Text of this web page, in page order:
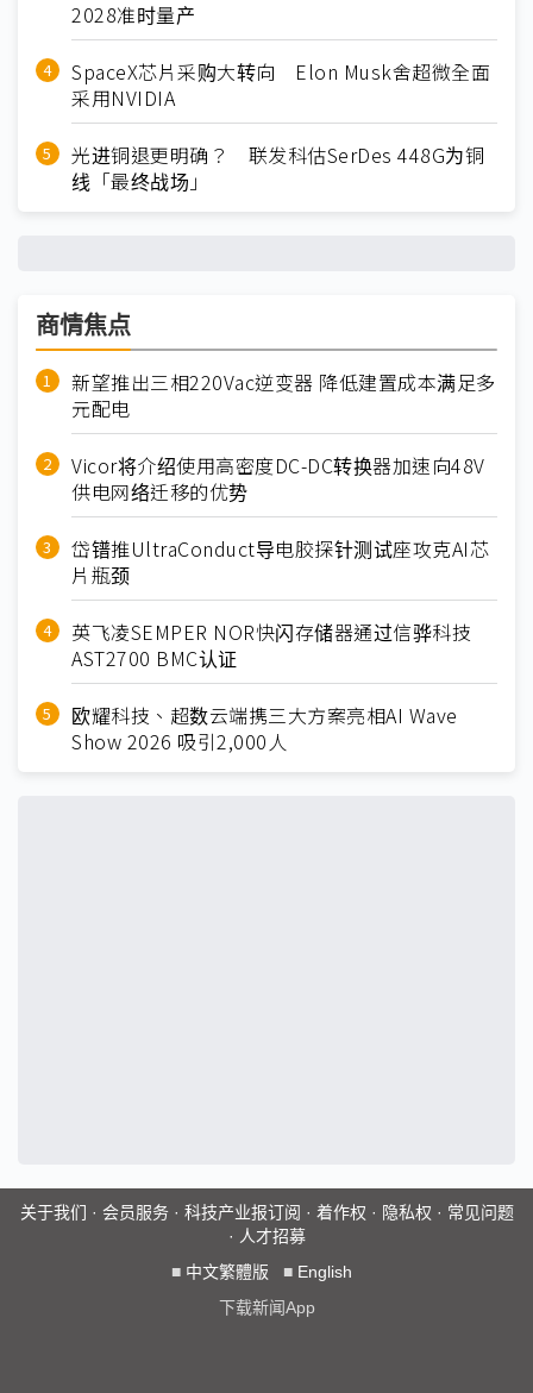
2028准时量产
SpaceX芯片采购大转向 Elon Musk舍超微全面
采用NVIDIA
光进铜退更明确？ 联发科估SerDes 448G为铜
线「最终战场」
商情焦点
新望推出三相220Vac逆变器 降低建置成本满足多
元配电
Vicor将介绍使用高密度DC-DC转换器加速向48V
供电网络迁移的优势
岱镨推UltraConduct导电胶探针测试座攻克AI芯
片瓶颈
英飞凌SEMPER NOR快闪存储器通过信骅科技
AST2700 BMC认证
欧耀科技、超数云端携三大方案亮相AI Wave
Show 2026 吸引2,000人
关于我们 · 会员服务· 科技产业报订阅 · 着作权 · 隐私权 · 常见问题
· 人才招募
■ 中文繁體版 ■ English
下载新闻App